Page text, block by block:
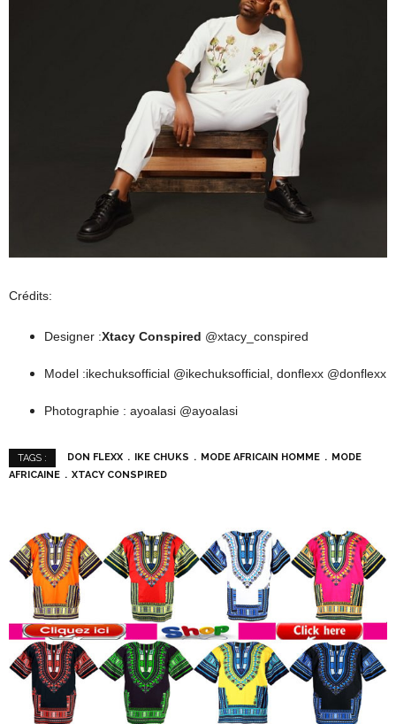
Crédits:
Designer :Xtacy Conspired @xtacy_conspired
Model :ikechuksofficial @ikechuksofficial, donflexx @donflexx
Photographie : ayoalasi @ayoalasi
TAGS : DON FLEXX IKE CHUKS MODE AFRICAIN HOMME
MODE
AFRICAINE
XTACY CONSPIRED